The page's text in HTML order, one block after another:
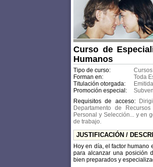
Curso de
Humanos
Tipo de curso:
Forman en:
Toda
Titulación otorgada:
Promoción especial:
Requisitos de acceso:
Departamento de
Personal y Selección... y en
de trabajo.
JUSTIFICACIÓN /
Hoy en día, el factor
para alcanzar una posición
bien preparados y